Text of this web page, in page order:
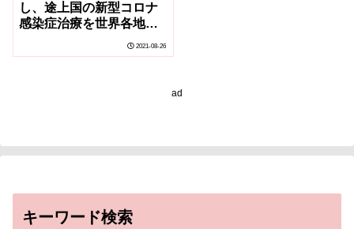
し、途上国の新型コロナ
感染症治療を世界各地で
2021-08-26
ad
キーワード検索